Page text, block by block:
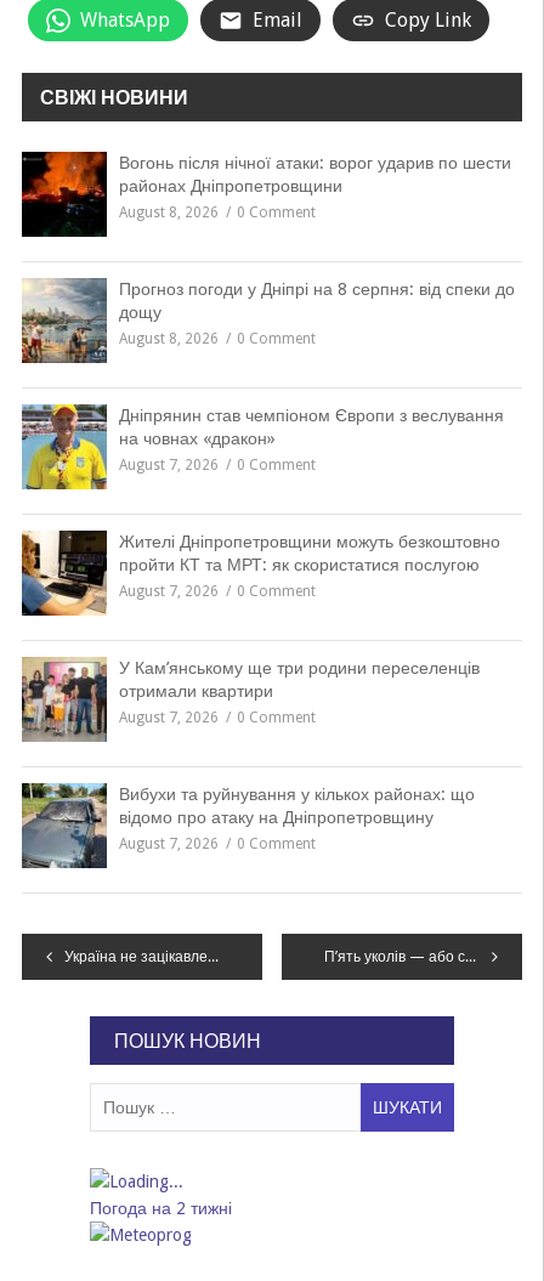
WhatsApp Email Copy Link
СВІЖІ НОВИНИ
Вогонь після нічної атаки: ворог ударив по шести
районах Дніпропетровщини
August 8, 2026 0 Comment
Прогноз погоди у Дніпрі на 8 серпня: від спеки до
дощу
August 8, 2026 0 Comment
Дніпрянин став чемпіоном Європи з веслування
на човнах «дракон»
August 7, 2026 0 Comment
Жителі Дніпропетровщини можуть безкоштовно
пройти КТ та МРТ: як скористатися послугою
August 7, 2026 0 Comment
У Кам’янському ще три родини переселенців
отримали квартири
August 7, 2026 0 Comment
Вибухи та руйнування у кількох районах: що
відомо про атаку на Дніпропетровщину
August 7, 2026 0 Comment
Навігація
Україна не зацікавлена продовжувати перемовини з РФ без домовленостей про припинення вогню – Сибіга П’ять уколів — або смерть: на Дніпропетровщині зафіксовано летальний випадок сказу
ПОШУК НОВИН
Погода на 2 тижні